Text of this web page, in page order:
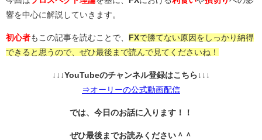
響を中心に解説していきます。
初心者もこの記事を読むことで、 FXで勝てない原因をしっかり納得
できると思うので、ぜひ最後まで読んで見てくださいね！
↓↓↓YouTubeのチャンネル登録はこちら↓↓↓
⇒オーリーの公式動画配信
では、今日のお話に入ります！！
ぜひ最後までお読みください＾＾